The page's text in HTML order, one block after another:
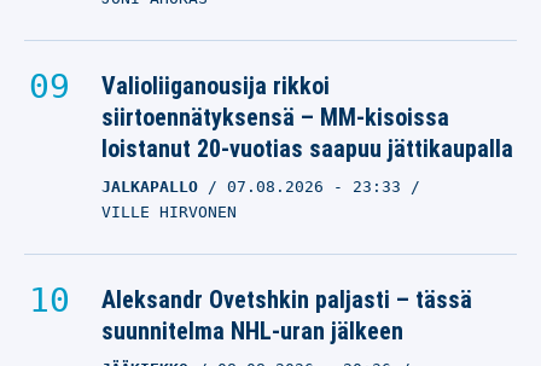
Valioliiganousija rikkoi
siirtoennätyksensä – MM-kisoissa
loistanut 20-vuotias saapuu jättikaupalla
JALKAPALLO 07.08.2026 - 23:33
VILLE HIRVONEN
Aleksandr Ovetshkin paljasti – tässä
suunnitelma NHL-uran jälkeen